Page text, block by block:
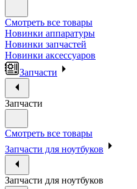
Смотреть все товары
Новинки аппаратуры
Новинки запчастей
Новинки аксессуаров
Запчасти
Запчасти
Смотреть все товары
Запчасти для ноутбуков
Запчасти для ноутбуков